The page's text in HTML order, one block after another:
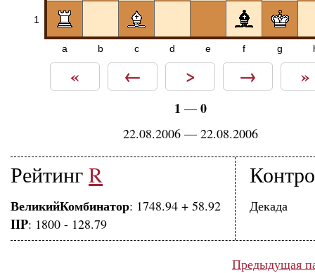
1
a b c d e f g
« ← > → »
1 — 0
22.08.2006 — 22.08.2006
Рейтинг R
ВеликийКомбинатор: 1748.94 + 58.92
IIP: 1800 - 128.79
Декада
Предыдущая